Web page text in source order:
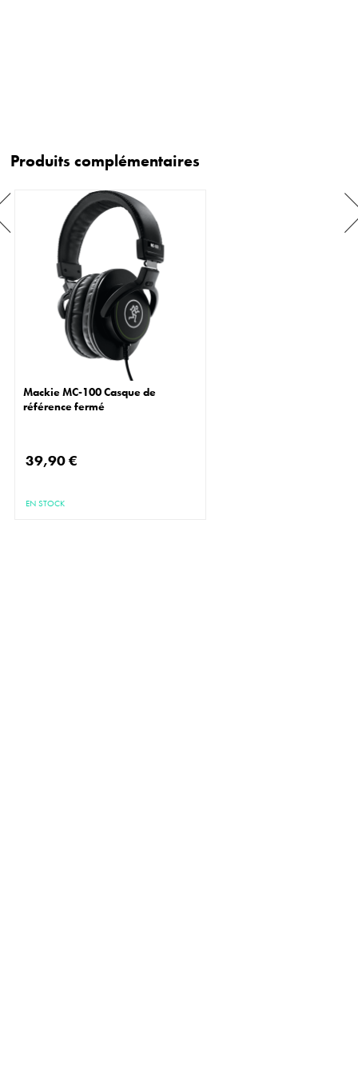
Produits complémentaires
Mackie MC-100 Casque de
référence fermé
39,90 €
EN STOCK